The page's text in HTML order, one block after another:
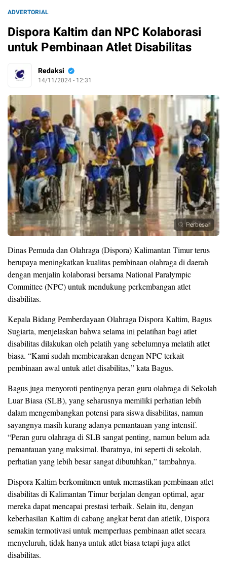
ADVERTORIAL
Dispora Kaltim dan NPC Kolaborasi
untuk Pembinaan Atlet Disabilitas
Redaksi
14/11/2024 - 12:31
Perbesar
Dinas Pemuda dan Olahraga (Dispora) Kalimantan Timur terus
berupaya meningkatkan kualitas pembinaan olahraga di daerah
dengan menjalin kolaborasi bersama National Paralympic
Committee (NPC) untuk mendukung perkembangan atlet
disabilitas.
Kepala Bidang Pemberdayaan Olahraga Dispora Kaltim, Bagus
Sugiarta, menjelaskan bahwa selama ini pelatihan bagi atlet
disabilitas dilakukan oleh pelatih yang sebelumnya melatih atlet
biasa. “Kami sudah membicarakan dengan NPC terkait
pembinaan awal untuk atlet disabilitas,” kata Bagus.
Bagus juga menyoroti pentingnya peran guru olahraga di Sekolah
Luar Biasa (SLB), yang seharusnya memiliki perhatian lebih
dalam mengembangkan potensi para siswa disabilitas, namun
sayangnya masih kurang adanya pemantauan yang intensif.
“Peran guru olahraga di SLB sangat penting, namun belum ada
pemantauan yang maksimal. Ibaratnya, ini seperti di sekolah,
perhatian yang lebih besar sangat dibutuhkan,” tambahnya.
Dispora Kaltim berkomitmen untuk memastikan pembinaan atlet
disabilitas di Kalimantan Timur berjalan dengan optimal, agar
mereka dapat mencapai prestasi terbaik. Selain itu, dengan
keberhasilan Kaltim di cabang angkat berat dan atletik, Dispora
semakin termotivasi untuk memperluas pembinaan atlet secara
menyeluruh, tidak hanya untuk atlet biasa tetapi juga atlet
disabilitas.